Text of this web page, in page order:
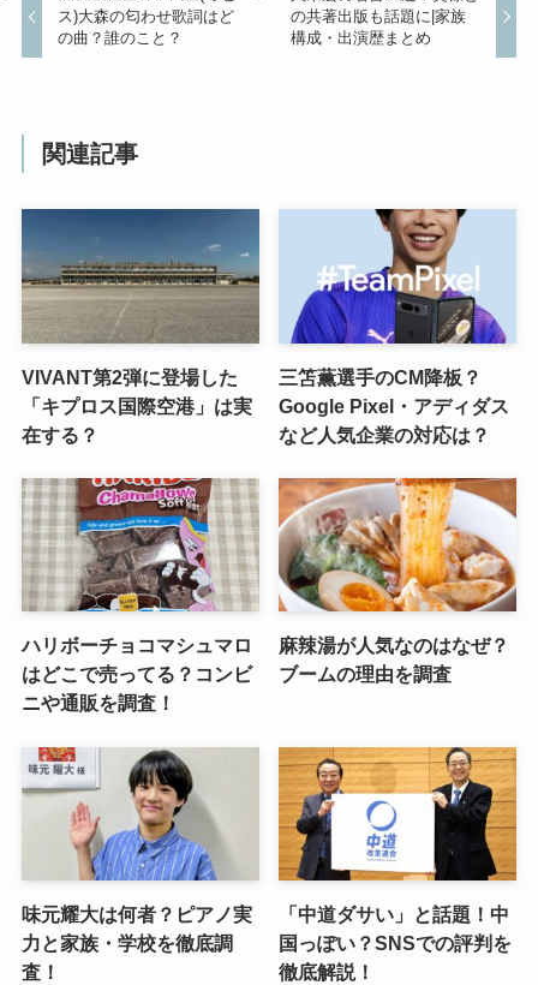
ス)大森の匂わせ歌詞はど
の曲？誰のこと？
の共著出版も話題に|家族
構成・出演歴まとめ
関連記事
VIVANT第2弾に登場した
「キプロス国際空港」は実
在する？
三笘薫選手のCM降板？
Google Pixel・アディダス
など人気企業の対応は？
ハリボーチョコマシュマロ
はどこで売ってる？コンビ
ニや通販を調査！
麻辣湯が人気なのはなぜ？
ブームの理由を調査
味元耀大は何者？ピアノ実
力と家族・学校を徹底調
査！
「中道ダサい」と話題！中
国っぽい？SNSでの評判を
徹底解説！